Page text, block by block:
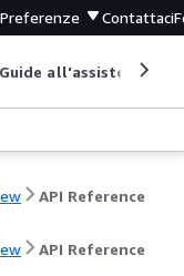
Preferenze Contattaci
Guide all'assistenza
API Reference
API Reference